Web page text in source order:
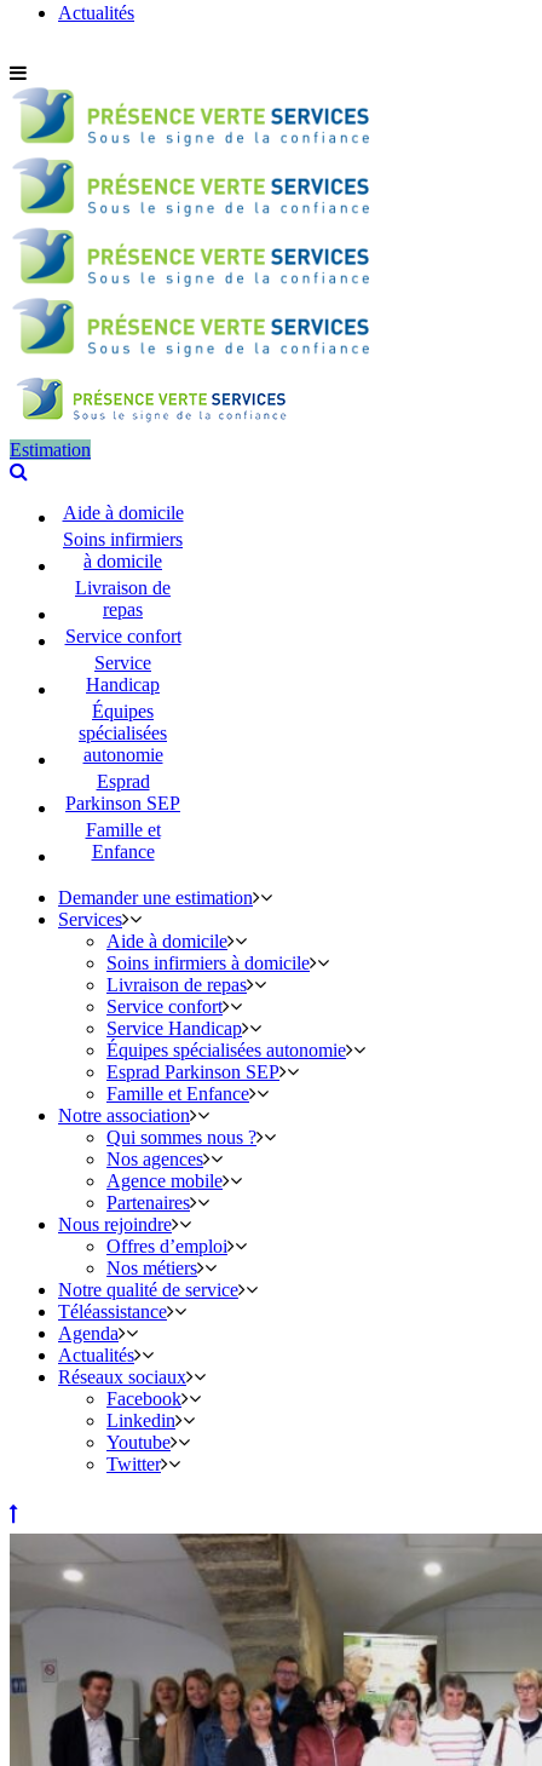
Actualités
Estimation
Aide à domicile
Soins infirmiers
à domicile
Livraison de
repas
Service confort
Service
Handicap
Équipes
spécialisées
autonomie
Esprad
Parkinson SEP
Famille et
Enfance
Demander une estimation
Services
Aide à domicile
Soins infirmiers à domicile
Livraison de repas
Service confort
Service Handicap
Équipes spécialisées autonomie
Esprad Parkinson SEP
Famille et Enfance
Notre association
Qui sommes nous ?
Nos agences
Agence mobile
Partenaires
Nous rejoindre
Offres d’emploi
Nos métiers
Notre qualité de service
Téléassistance
Agenda
Actualités
Réseaux sociaux
Facebook
Linkedin
Youtube
Twitter